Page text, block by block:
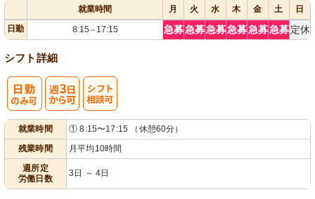
就業時間 月 火 水 木 金 土
日
日勤
8:15 ～ 17:15 急募急募急募急募急募急募 定休
シフト詳細
就業時間
① 8:15〜17:15 （休憩60分）
残業時間
月平均10時間
週所定
労働日数
3日 ～ 4日